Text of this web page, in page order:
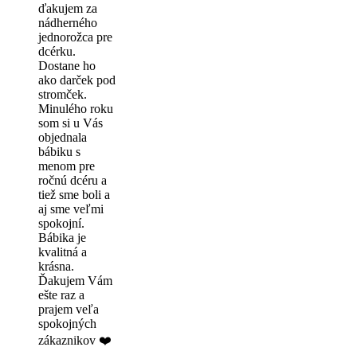
ďakujem za
nádherného
jednorožca pre
dcérku.
Dostane ho
ako darček pod
stromček.
Minulého roku
som si u Vás
objednala
bábiku s
menom pre
ročnú dcéru a
tiež sme boli a
aj sme veľmi
spokojní.
Bábika je
kvalitná a
krásna.
Ďakujem Vám
ešte raz a
prajem veľa
spokojných
zákaznikov ❤️